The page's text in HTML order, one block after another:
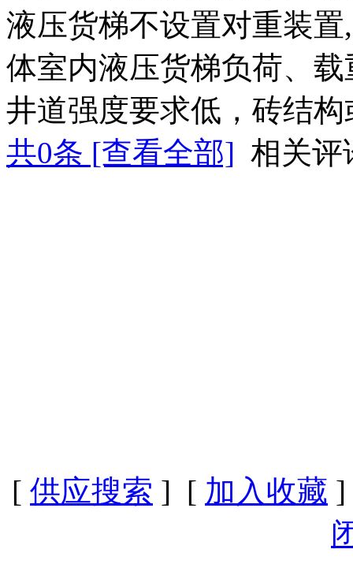
液压货梯不设置对重装
体室内液压货梯负荷、
井道强度要求低，砖结
共0条 [查看全部] 相关评
[ 供应搜索 ] [ 加入收藏